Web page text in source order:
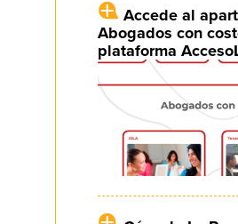
Accede al
Abogados con
plataforma